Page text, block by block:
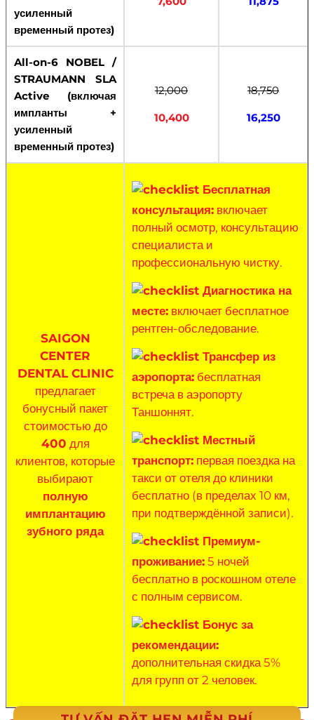
усиленный
временный протез)
All-on-6 NOBEL /
STRAUMANN SLA
Active (включая
импланты +
усиленный
временный протез)
12,000
10,400
18,750
16,250
SAIGON
CENTER
DENTAL CLINIC
предлагает
бонусный пакет
стоимостью до
400 для
клиентов, которые
выбирают
полную
имплантацию
зубного ряда
Бесплатная
консультация: включает
полный осмотр, консультацию
специалиста и
профессиональную чистку.
Диагностика на
месте: включает бесплатное
рентген-обследование.
Трансфер из
аэропорта: бесплатная
встреча в аэропорту
Таншоннят.
Местный
транспорт: первая поездка на
такси от отеля до клиники
бесплатно (в пределах 10 км,
при подтверждённой записи).
Премиум-
проживание:5 ночей
бесплатно в роскошном отеле
с полным сервисом.
Бонус за
рекомендации:
дополнительная скидка 5%
для групп от 2 человек.